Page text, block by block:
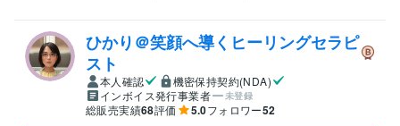
ひかり＠笑顔へ導くヒーリングセラピ
スト
本人確認
機密保持契約(NDA)
インボイス発行事業者
未登録
総販売実績68評価 5.0フォロワー52